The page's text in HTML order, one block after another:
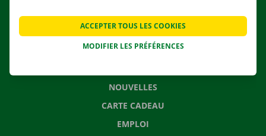
CONTACTEZ NOUS
NOUVELLES
CARTE CADEAU
EMPLOI
MODIFIER LES PRÉFÉRENCES
ACCEPTER TOUS LES COOKIES